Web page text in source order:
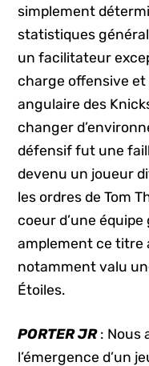
simplement
statistiques
un facilitateur
charge offensive et
angulaire des
changer
défensif fut une
devenu un joueur
les ordres de Tom
coeur d’une
amplement ce titre
notamment valu
Étoiles.
PORTER JR: Nous
l’émergence d’un